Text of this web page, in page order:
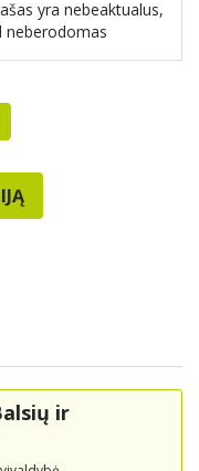
yra nebeaktualus,
neberodomas
ir